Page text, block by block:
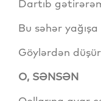
Dartıb
Bu səhər
Göylərdən
O, SƏNSƏN